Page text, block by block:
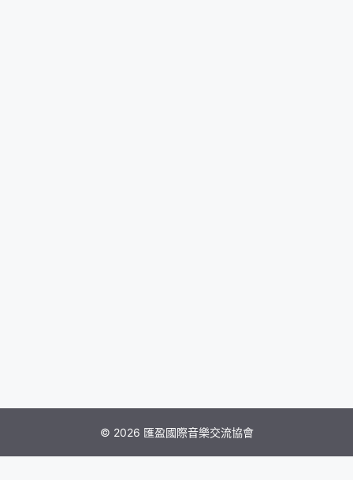
© 2026 匯盈國際音樂交流協會